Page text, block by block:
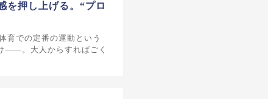
を押し上げる。“プロ
育での定番の運動という
――。大人からすればごく